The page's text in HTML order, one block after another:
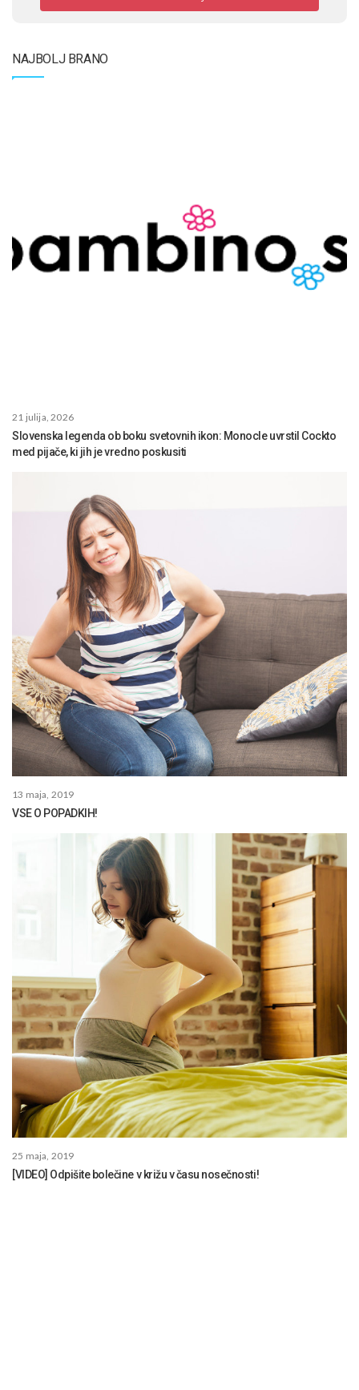
NAJBOLJ BRANO
21 julija, 2026
Slovenska legenda ob boku svetovnih ikon: Monocle uvrstil Cockto
med pijače, ki jih je vredno poskusiti
13 maja, 2019
VSE O POPADKIH!
25 maja, 2019
[VIDEO] Odpišite bolečine v križu v času nosečnosti!